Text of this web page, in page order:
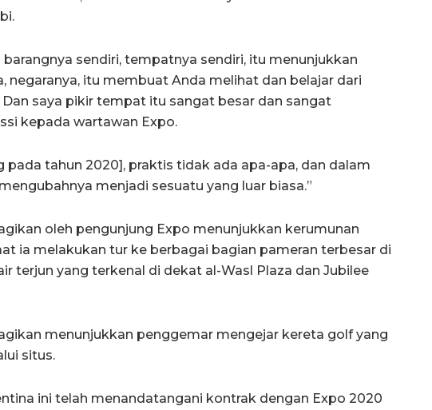
sendiri, tempatnya sendiri, itu menunjukkan
negaranya, itu membuat Anda melihat dan belajar dari
saya pikir tempat itu sangat besar dan sangat
kepada wartawan Expo.
pada tahun 2020], praktis tidak ada apa-apa, dan dalam
menjadi sesuatu yang luar biasa.”
oleh pengunjung Expo menunjukkan kerumunan
ia melakukan tur ke berbagai bagian pameran terbesar di
terjun yang terkenal di dekat al-Wasl Plaza dan Jubilee
menunjukkan penggemar mengejar kereta golf yang
situs.
ini telah menandatangani kontrak dengan Expo 2020